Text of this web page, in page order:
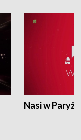
Nasi w Paryżu